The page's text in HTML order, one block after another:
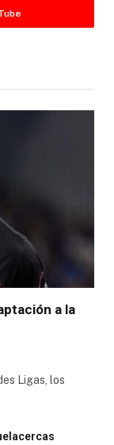
a la
Ligas, los